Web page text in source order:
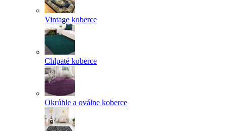
Vintage koberce
Chlpaté koberce
Okrúhle a oválne koberce